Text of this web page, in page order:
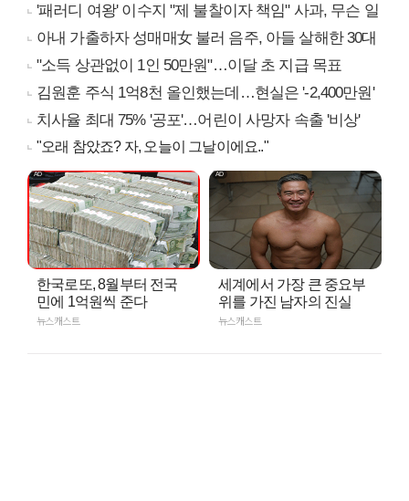
'패러디 여왕' 이수지 "제 불찰이자 책임" 사과, 무슨 일
아내 가출하자 성매매女 불러 음주, 아들 살해한 30대
"소득 상관없이 1인 50만원"…이달 초 지급 목표
김원훈 주식 1억8천 올인했는데…현실은 '-2,400만원'
치사율 최대 75% '공포'…어린이 사망자 속출 '비상'
"오래 참았죠? 자, 오늘이 그날이에요.."
한국로또, 8월부터 전국
민에 1억원씩 준다
뉴스캐스트
세계에서 가장 큰 중요부
위를 가진 남자의 진실
뉴스캐스트